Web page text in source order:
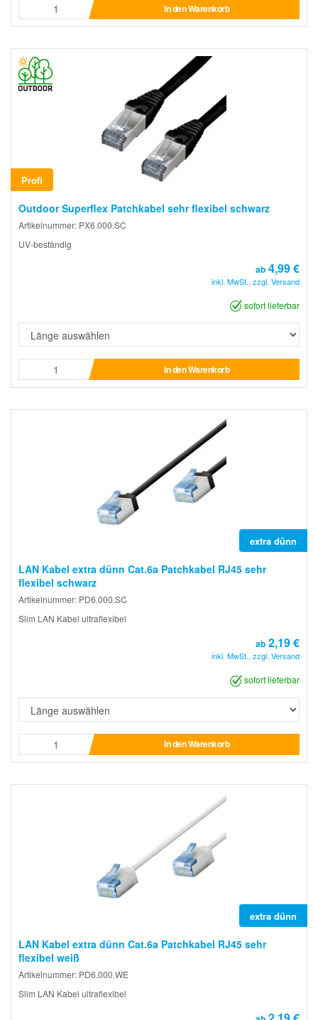
In den Warenkorb
Profi
Outdoor Superflex Patchkabel sehr flexibel schwarz
Artikelnummer: PX6.000.SC
UV-beständig
ab 4,99 €
inkl. MwSt., zzgl. Versand
sofort lieferbar
In den Warenkorb
extra dünn
LAN Kabel extra dünn Cat.6a Patchkabel RJ45 sehr
flexibel schwarz
Artikelnummer: PD6.000.SC
Slim LAN Kabel ultraflexibel
ab 2,19 €
inkl. MwSt., zzgl. Versand
sofort lieferbar
In den Warenkorb
extra dünn
LAN Kabel extra dünn Cat.6a Patchkabel RJ45 sehr
flexibel weiß
Artikelnummer: PD6.000.WE
Slim LAN Kabel ultraflexibel